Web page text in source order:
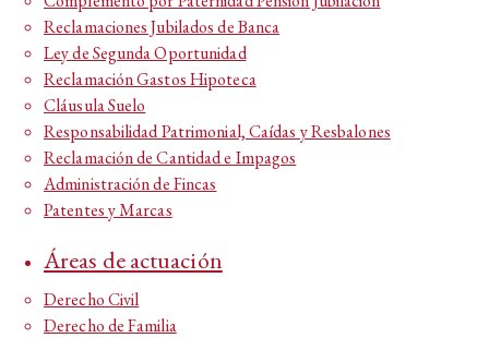
Reclamaciones Jubilados de Banca
Ley de Segunda Oportunidad
Reclamación Gastos Hipoteca
Cláusula Suelo
Responsabilidad Patrimonial, Caídas y Resbalones
Reclamación de Cantidad e Impagos
Administración de Fincas
Patentes y Marcas
Áreas de actuación
Derecho Civil
Derecho de Familia